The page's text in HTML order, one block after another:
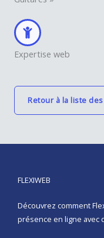
Expertise web
Retour à la liste
FLEXIWEB
Découvrez comment
présence en ligne avec